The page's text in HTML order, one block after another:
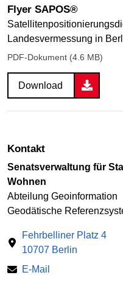
Flyer SAPOS®
Landesvermessung in
PDF-Dokument (4.6 MB)
Download
Kontakt
Senatsverwaltung für
Wohnen
Abteilung Geoinformation
Geodätische
Fehrbelliner Platz 4
10707 Berlin
E-Mail